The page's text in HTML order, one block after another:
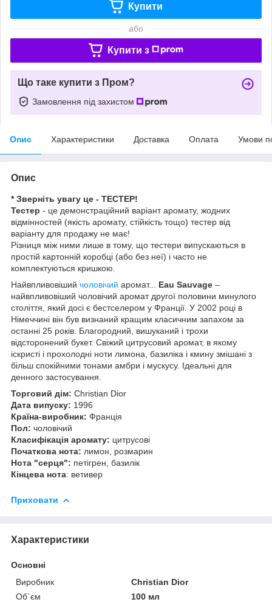
Купити
або
Купити з
Що таке купити з Пром?
Замовлення під захистом
Опис Характеристики Доставка Оплата Умови
Опис
* Зверніть увагу це - ТЕСТЕР!
Тестер - це демонстраційний варіант аромату, жодних
відмінностей (якість аромату, стійкість тощо) тестер від
варіанту для продажу не має!
Різниця між ними лише в тому, що тестери випускаються в
простій картонній коробці (або без неї) і часто не
комплектуються кришкою.
Найвпливовіший чоловічий аромат... Eau Sauvage –
найвпливовіший чоловічий аромат другої половини минулого
століття, який досі є бестселером у Франції. У 2002 році в
Німеччині він був визнаний кращим класичним запахом за
останні 25 років. Благородний, вишуканий і трохи
відсторонений букет. Свіжий цитрусовий аромат, в якому
іскристі і прохолодні ноти лимона, базиліка і кмину змішані з
більш спокійними тонами амбри і мускусу. Ідеальні для
денного застосування.
Торговий дім: Christian Dior
Дата випуску: 1996
Країна-виробник: Франція
Пол: чоловічий
Класифікація аромату: цитрусові
Початкова нота: лимон, розмарин
Нота "серця": петігрен, базилік
Кінцева нота: ветивер
Приховати
Характеристики
Основні
Виробник
Christian Dior
Об`єм
100 мл